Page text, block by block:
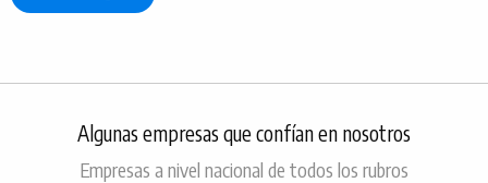
Algunas empresas que confían en nosotros
Empresas a nivel nacional de todos los rubros